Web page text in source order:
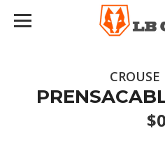
$0